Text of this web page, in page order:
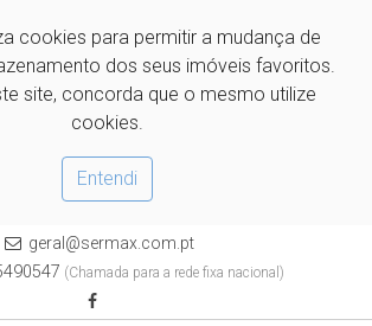
cookies para permitir a mudança de
dos seus imóveis favoritos.
site, concorda que o mesmo utilize
cookies.
Entendi
geral@sermax.com.pt
(Chamada para a rede fixa nacional)